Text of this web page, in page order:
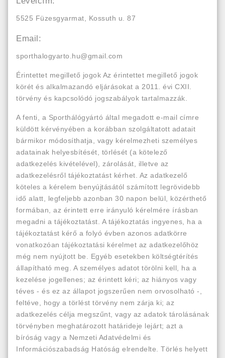
5525 Füzesgyarmat, Kossuth u. 87
Email:
sporthalogyarto.hu@gmail.com
Érintettet megillető jogok Az érintettet megillető jogok
körét és alkalmazandó eljárásokat a 2011. évi CXII.
törvény és kapcsolódó jogszabályok tartalmazzák.
A fenti, a Sporthálógyártó által megadott e-mail címre
küldött kérvényében a korábban szolgáltatott adatait
bármikor módosíthatja, vagy kérelmezheti személyes
adatainak helyesbítését, törlését (a kötelező
adatkezelés kivételével), zárolását, illetve az
adatkezelésről tájékoztatást kérhet. Az adatkezelő
köteles a kérelem benyújtásától számított legrövidebb
idő alatt, legfeljebb azonban 30 napon belül, közérthető
formában, az érintett erre irányuló kérelmére írásban
megadni a tájékoztatást. A tájékoztatás ingyenes, ha a
tájékoztatást kérő a folyó évben azonos adatkörre
vonatkozóan tájékoztatási kérelmet az adatkezelőhöz
még nem nyújtott be. Egyéb esetekben költségtérítés
állapítható meg. A személyes adatot törölni kell, ha a
kezelése jogellenes; az érintett kéri; az hiányos vagy
téves - és ez az állapot jogszerűen nem orvosolható -,
feltéve, hogy a törlést törvény nem zárja ki; az
adatkezelés célja megszűnt, vagy az adatok tárolásának
törvényben meghatározott határideje lejárt; azt a
bíróság vagy a Nemzeti Adatvédelmi és
Információszabadság Hatóság elrendelte. Törlés helyett